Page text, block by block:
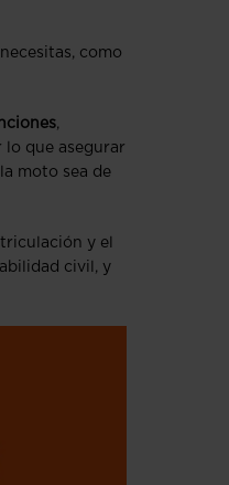
como
,
lo que asegurar
moto sea de
y el
civil, y